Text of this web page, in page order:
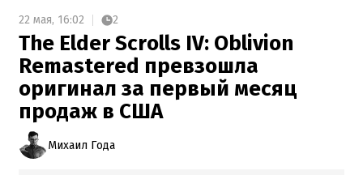
22 мая, 16:02 2
The Elder Scrolls IV: Oblivion
Remastered превзошла
оригинал за первый месяц
продаж в США
Михаил Года